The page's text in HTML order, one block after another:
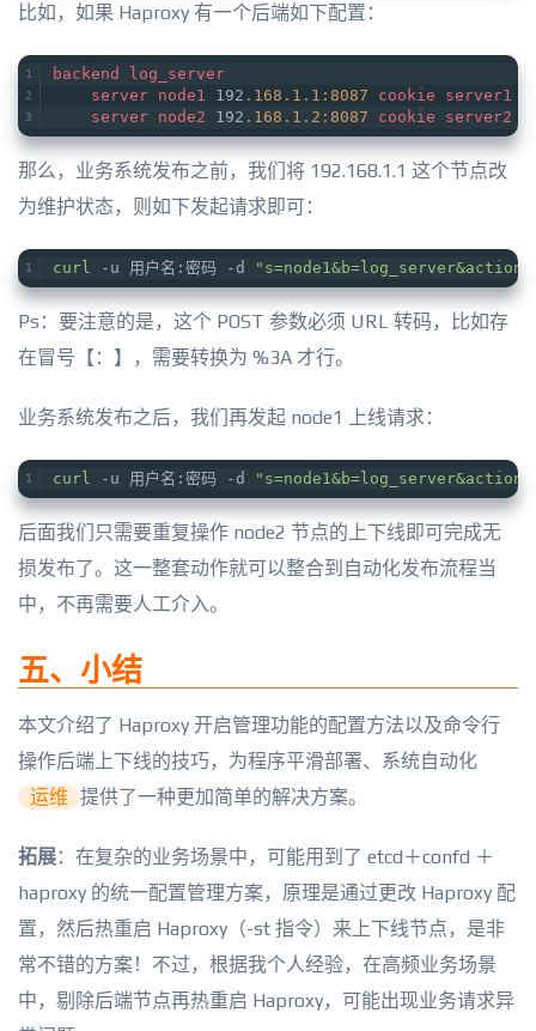
比如，如果 Haproxy 有一个后端如下配置：
backend
log_server
server node1 192 .168 .1 .1 :8087 cookie server1
server node2 192 .168 .1 .2 :8087 cookie server2
那么，业务系统发布之前，我们将 192.168.1.1 这个节点改
为维护状态，则如下发起请求即可：
curl -u 用户名:密码 -d
Ps：要注意的是，这个 POST 参数必须 URL 转码，比如存
在冒号【：】，需要转换为 %3A 才行。
业务系统发布之后，我们再发起 node1 上线请求：
curl -u 用户名:密码 -d
后面我们只需要重复操作 node2 节点的上下线即可完成无
损发布了。这一整套动作就可以整合到自动化发布流程当
中，不再需要人工介入。
五、小结
本文介绍了 Haproxy 开启管理功能的配置方法以及命令行
操作后端上下线的技巧，为程序平滑部署、系统自动化
运维 提供了一种更加简单的解决方案。
拓展：在复杂的业务场景中，可能用到了 etcd＋confd ＋
haproxy 的统一配置管理方案，原理是通过更改 Haproxy 配
置，然后热重启 Haproxy（-st 指令）来上下线节点，是非
常不错的方案！不过，根据我个人经验，在高频业务场景
中，剔除后端节点再热重启 Haproxy，可能出现业务请求异